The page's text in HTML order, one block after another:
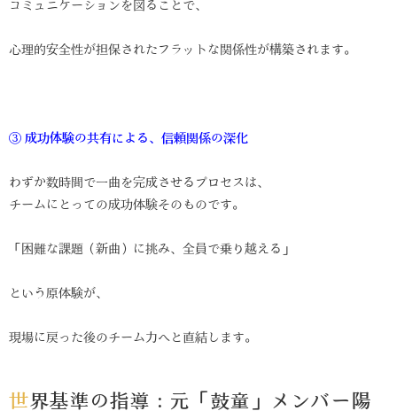
コミュニケーションを図ることで、
心理的安全性が担保されたフラットな関係性が構築されます。
③ 成功体験の共有による、信頼関係の深化
わずか数時間で一曲を完成させるプロセスは、
チームにとっての成功体験そのものです。
「困難な課題（新曲）に挑み、全員で乗り越える」
という原体験が、
現場に戻った後のチーム力へと直結します。
世界基準の指導：元「鼓童」メンバー陽